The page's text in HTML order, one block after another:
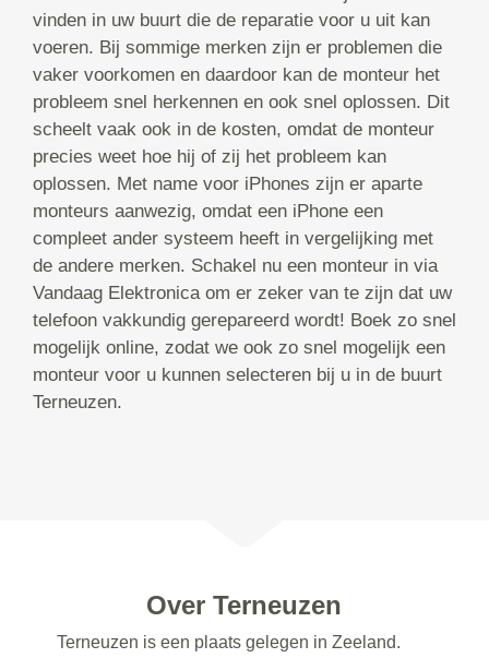
vinden in uw buurt die de reparatie voor u uit kan
voeren. Bij sommige merken zijn er problemen die
vaker voorkomen en daardoor kan de monteur het
probleem snel herkennen en ook snel oplossen. Dit
scheelt vaak ook in de kosten, omdat de monteur
precies weet hoe hij of zij het probleem kan
oplossen. Met name voor iPhones zijn er aparte
monteurs aanwezig, omdat een iPhone een
compleet ander systeem heeft in vergelijking met
de andere merken. Schakel nu een monteur in via
Vandaag Elektronica om er zeker van te zijn dat uw
telefoon vakkundig gerepareerd wordt! Boek zo snel
mogelijk online, zodat we ook zo snel mogelijk een
monteur voor u kunnen selecteren bij u in de buurt
Terneuzen.
Over Terneuzen
Terneuzen is een plaats gelegen in Zeeland.